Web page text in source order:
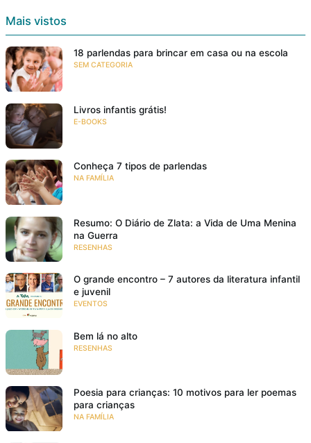
Mais vistos
18 parlendas para brincar em casa ou na escola
SEM CATEGORIA
Livros infantis grátis!
E-BOOKS
Conheça 7 tipos de parlendas
NA FAMÍLIA
Resumo: O Diário de Zlata: a Vida de Uma Menina
na Guerra
RESENHAS
O grande encontro – 7 autores da literatura infantil
e juvenil
EVENTOS
Bem lá no alto
RESENHAS
Poesia para crianças: 10 motivos para ler poemas
para crianças
NA FAMÍLIA